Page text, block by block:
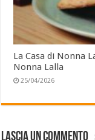
La Casa di Nonna
Nonna Lalla
25/04/2026